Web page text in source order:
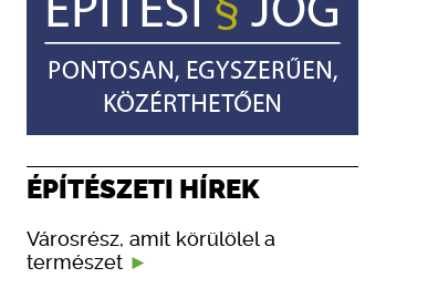
ÉPÍTÉSZETI HÍREK
Városrész, amit körülölel a
természet